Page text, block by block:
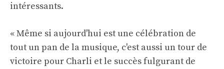
intéressants.
« Même si aujourd'hui est une célébration de
tout un pan de la musique, c'est aussi un tour de
victoire pour Charli et le succès fulgurant de